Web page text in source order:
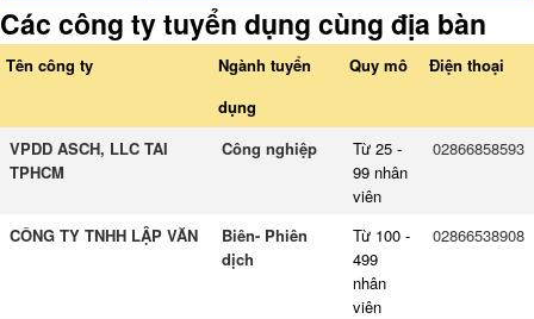
Các công ty tuyển dụng cùng địa bàn
Tên công ty
Ngành tuyển
dụng
Quy mô Điện thoại
VPDD ASCH, LLC TAI
TPHCM
Công nghiệp
Từ 25 -
99 nhân
viên
02866858593
CÔNG TY TNHH LẬP VĂN
Biên- Phiên
dịch
Từ 100 -
499
nhân
viên
02866538908